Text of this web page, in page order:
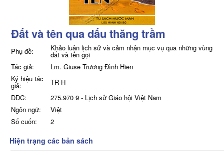
Đất và tên qua dấu thăng trầm
Phụ đề: Khảo luận lịch sử và cảm nhận mục vụ qua những vùng
đất và tên gọi
Tác giả:
Lm. Giuse Trương Đình Hiền
Ký hiệu tác
giả:
TR-H
DDC:
275.970 9 - Lịch sử Giáo hội Việt Nam
Ngôn ngữ:
Việt
Số cuốn:
2
Hiện trạng các bản sách